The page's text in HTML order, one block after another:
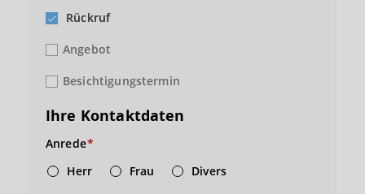
Rückruf
Angebot
Besichtigungstermin
Ihre Kontaktdaten
Anrede
Herr
Frau Divers